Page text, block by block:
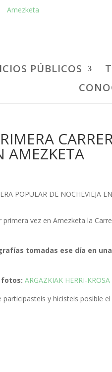
PÚBLICOS
AMEZKETA
primera vez en Amezketa la
tomadas ese día en
fotos:ARGAZKIAK HERRI-
y hicisteis posible